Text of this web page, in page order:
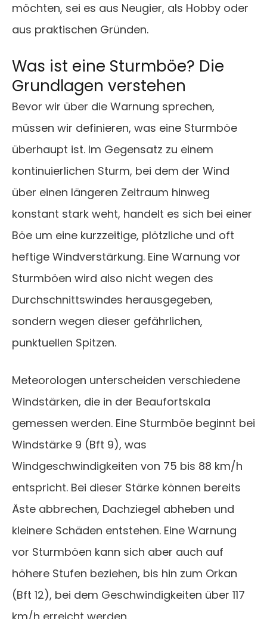
möchten, sei es aus Neugier, als Hobby oder
aus praktischen Gründen.
Was ist eine Sturmböe? Die
Grundlagen verstehen
Bevor wir über die Warnung sprechen,
müssen wir definieren, was eine Sturmböe
überhaupt ist. Im Gegensatz zu einem
kontinuierlichen Sturm, bei dem der Wind
über einen längeren Zeitraum hinweg
konstant stark weht, handelt es sich bei einer
Böe um eine kurzzeitige, plötzliche und oft
heftige Windverstärkung. Eine Warnung vor
Sturmböen wird also nicht wegen des
Durchschnittswindes herausgegeben,
sondern wegen dieser gefährlichen,
punktuellen Spitzen.
Meteorologen unterscheiden verschiedene
Windstärken, die in der Beaufortskala
gemessen werden. Eine Sturmböe beginnt bei
Windstärke 9 (Bft 9), was
Windgeschwindigkeiten von 75 bis 88 km/h
entspricht. Bei dieser Stärke können bereits
Äste abbrechen, Dachziegel abheben und
kleinere Schäden entstehen. Eine Warnung
vor Sturmböen kann sich aber auch auf
höhere Stufen beziehen, bis hin zum Orkan
(Bft 12), bei dem Geschwindigkeiten über 117